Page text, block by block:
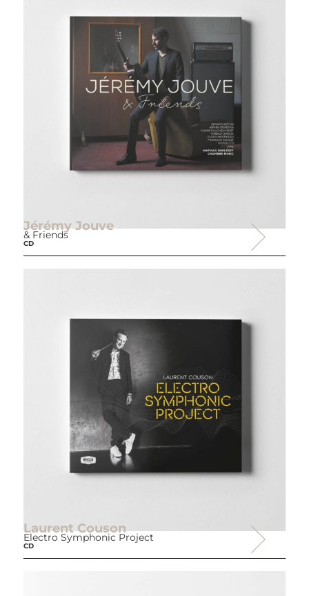
Jérémy Jouve
& Friends
CD
Laurent Couson
Electro Symphonic Project
CD